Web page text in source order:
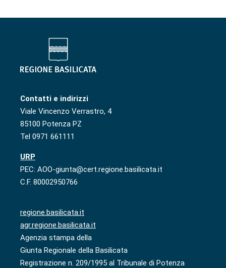
Contatti e indirizzi
Viale Vincenzo Verrastro, 4
85100 Potenza PZ
Tel 0971 661111
URP
PEC: AOO-giunta@cert.regione.basilicata.it
C.F. 80002950766
regione.basilicata.it
agr.regione.basilicata.it
Agenzia stampa della
Giunta Regionale della Basilicata
Registrazione n. 209/1995 al Tribunale di Potenza